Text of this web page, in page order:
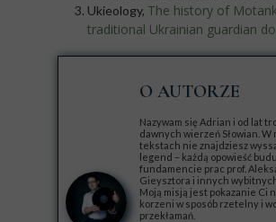
O AUTORZE
Nazywam się Adrian i od lat
dawnych wierzeń Słowian. W
tekstach nie znajdziesz
legend – każdą opowieść
fundamencie prac prof.
Gieysztora i innych
Moją misją jest pokazanie Ci
korzeni w sposób rzetelny i
przekłamań.
Ukieology, The history of
traditional Ukrainian guardian